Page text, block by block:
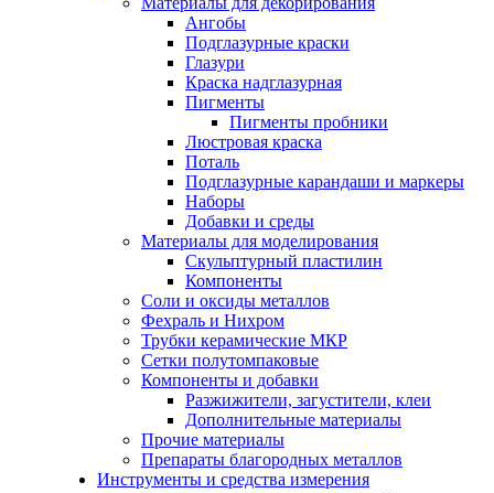
Ангобы
Подглазурные краски
Глазури
Краска надглазурная
Пигменты
Пигменты пробники
Люстровая краска
Поталь
Подглазурные карандаши и маркеры
Наборы
Добавки и среды
Материалы для моделирования
Скульптурный пластилин
Компоненты
Соли и оксиды металлов
Фехраль и Нихром
Трубки керамические МКР
Сетки полутомпаковые
Компоненты и добавки
Разжижители, загустители, клеи
Дополнительные материалы
Прочие материалы
Препараты благородных металлов
Инструменты и средства измерения